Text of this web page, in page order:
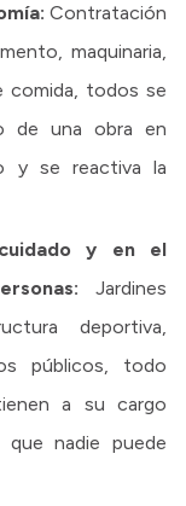
Contratación
maquinaria,
comida, todos se
de una obra en
y se reactiva la
y en el
Jardines
deportiva,
públicos, todo
a su cargo
nadie puede